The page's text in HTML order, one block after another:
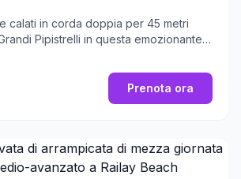
calati in corda doppia per 45 metri
Pipistrelli in questa emozionante
Prenota ora